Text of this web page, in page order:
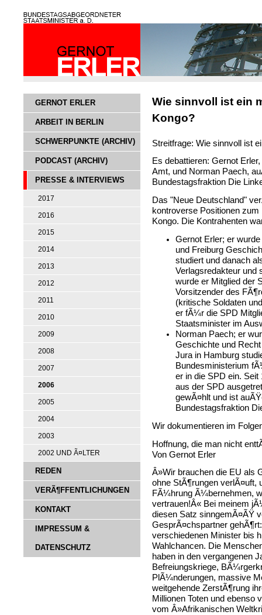
GERNOT ERLER
ARBEIT IN BERLIN
SCHWERPUNKTE (ARCHIV)
PODCAST (ARCHIV)
PRESSE & INTERVIEWS
2017
2016
2015
2014
2013
2012
2011
2010
2009
2008
2007
2006
2005
2004
2003
2002 UND Ã¤LTER
REDEN
VERÃ¶FFENTLICHUNGEN
KONTAKT
IMPRESSUM &
DATENSCHUTZ
Wie sinnvoll ist ein
Kongo?
Streitfrage: Wie sinnvoll ist
Es debattieren: Gernot
Amt, und Norman Paech,
Bundestagsfraktion Die
Das "Neue Deutschland"
kontroverse Positionen
Kongo. Die Kontrahenten
Gernot Erler; er
und Freiburg
studiert und danach
Verlagsredakteur und
wurde er Mitglied der
Vorsitzender des
(kritische Soldaten
er fÃ¼r die SPD
Staatsminister im
Norman Paech; er
Geschichte und
Jura in Hamburg
Bundesministerium
er in die SPD ein. Seit
aus der SPD
gewÃ¤hlt und ist
Bundestagsfraktion
Wir dokumentieren im
Hoffnung, die man nicht
Von Gernot Erler
Â»Wir brauchen die EU als
ohne StÃ¶rungen verlÃ¤uft,
FÃ¼hrung Ã¼bernehmen,
vertrauen!Â« Bei meinem
diesen Satz sinngemÃ¤ÃŸ
GesprÃ¤chspartner
verschiedenen Minister bis
Wahlchancen. Die
haben in den vergangenen
Befreiungskriege,
PlÃ¼nderungen, massive
weitgehende ZerstÃ¶rung
Millionen Toten und ebenso
vom Â»Afrikanischen